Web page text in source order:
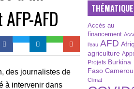
AFD
des journalistes de
à intervenir dans
Accès au
financement
l’eau AFD
agriculture
Projets Burkina
Faso
Climat